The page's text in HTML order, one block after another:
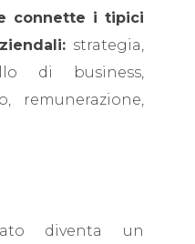
connette i tipici
strategia,
di business,
remunerazione,
diventa un